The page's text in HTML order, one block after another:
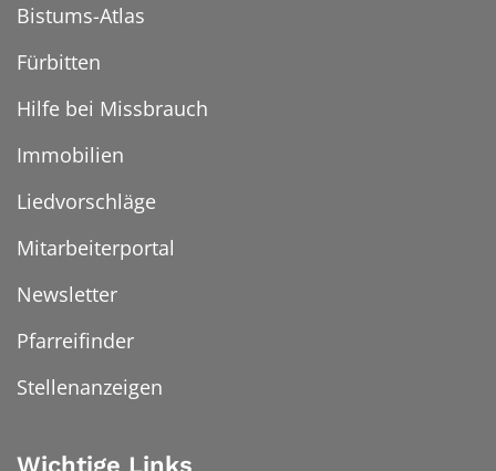
Bistums-Atlas
Fürbitten
Hilfe bei Missbrauch
Immobilien
Liedvorschläge
Mitarbeiterportal
Newsletter
Pfarreifinder
Stellenanzeigen
Wichtige Links